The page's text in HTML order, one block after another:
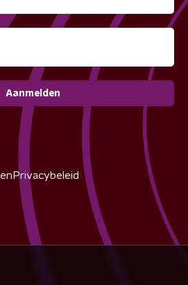
Aanmelden
Privacybeleid